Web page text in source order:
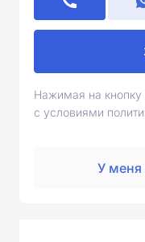
Нажимая на кнопку
с условиями
У меня